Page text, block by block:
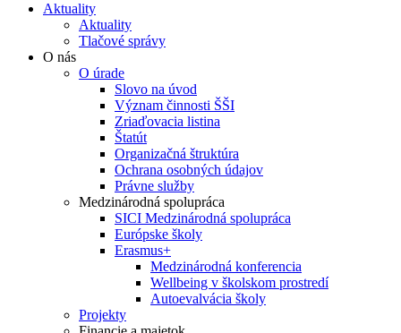
Aktuality
Aktuality
Tlačové správy
O nás
O úrade
Slovo na úvod
Význam činnosti ŠŠI
Zriaďovacia listina
Štatút
Organizačná štruktúra
Ochrana osobných údajov
Právne služby
Medzinárodná spolupráca
SICI Medzinárodná spolupráca
Európske školy
Erasmus+
Medzinárodná konferencia
Wellbeing v školskom prostredí
Autoevalvácia školy
Projekty